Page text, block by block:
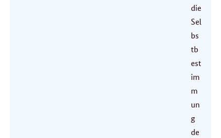
die
Sel
bs
tb
est
im
m
un
g
de